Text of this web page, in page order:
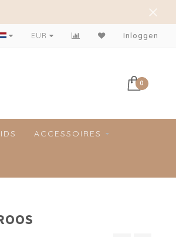
betalen mogelijk!
EUR Inloggen
0
ACCESSOIRES